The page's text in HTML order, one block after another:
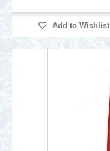
Add to Wishlist